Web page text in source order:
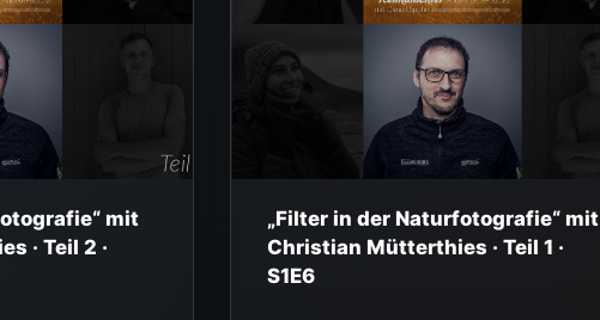
mit
· Teil 2 ·
„Filter in der Naturfotografie“ mit
Christian Mütterthies · Teil 1 ·
S1E6